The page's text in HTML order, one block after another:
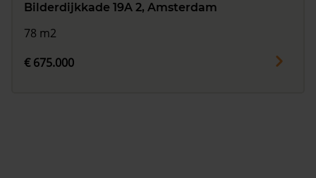
Bilderdijkkade 19A 2, Amsterdam
78 m2
€ 675.000